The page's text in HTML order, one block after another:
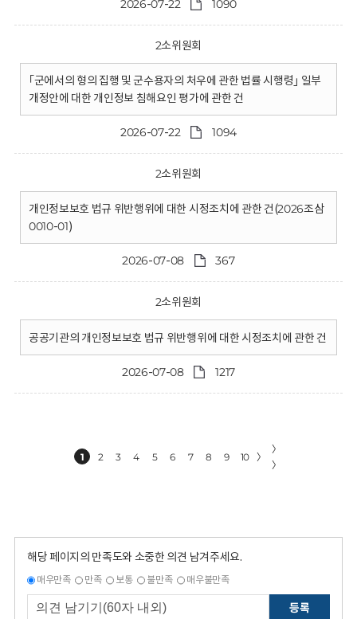
2026-07-22 1090
2소위원회
｢군에서의 형의 집행 및 군수용자의 처우에 관한 법률 시행령｣ 일부
개정안에 대한 개인정보 침해요인 평가에 관한 건
2026-07-22 1094
2소위원회
개인정보보호 법규 위반행위에 대한 시정조치에 관한 건(2026조삼
0010-01)
2026-07-08 367
2소위원회
공공기관의 개인정보보호 법규 위반행위에 대한 시정조치에 관한 건
2026-07-08 1217
1 2 3 4 5 6 7 8 9 10 〉
〉
〉
해당 페이지의 만족도와 소중한 의견 남겨주세요.
매우만족 만족 보통 불만족 매우불만족
등록